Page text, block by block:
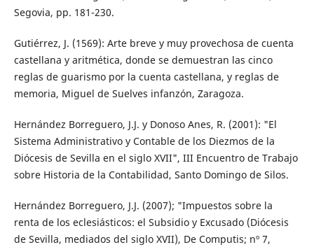
Segovia, pp. 181-230.
Gutiérrez, J. (1569): Arte breve y muy provechosa de cuenta
castellana y aritmética, donde se demuestran las cinco
reglas de guarismo por la cuenta castellana, y reglas de
memoria, Miguel de Suelves infanzón, Zaragoza.
Hernández Borreguero, J.J. y Donoso Anes, R. (2001): "El
Sistema Administrativo y Contable de los Diezmos de la
Diócesis de Sevilla en el siglo XVII", III Encuentro de Trabajo
sobre Historia de la Contabilidad, Santo Domingo de Silos.
Hernández Borreguero, J.J. (2007); "Impuestos sobre la
renta de los eclesiásticos: el Subsidio y Excusado (Diócesis
de Sevilla, mediados del siglo XVII), De Computis; nº 7,